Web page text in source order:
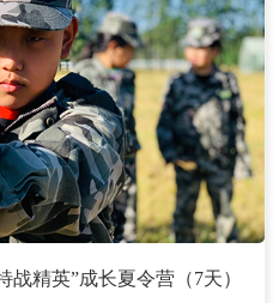
湖南铁血猎人军事夏令营
云南征服者军事夏令营
广西黄埔少年军事夏令营
战精英”成长夏令营（7天）